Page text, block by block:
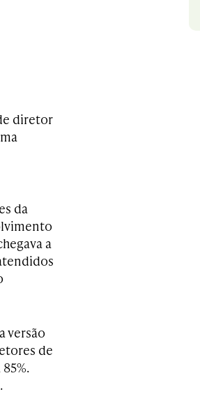
diretor
da
a
versão
de